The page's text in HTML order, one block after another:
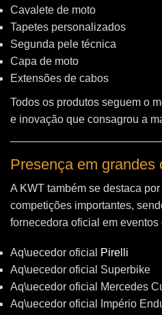
Cavalete de moto
Tapetes personalizados
Segunda pele técnica
Capa de moto
Extensões de cabos
Todos os produtos seguem o
e inovação que consagrou a
Presença em grandes
A KWT também se destaca
competições importantes,
fornecedora oficial em eventos
Aq\uecedor oficial
Pirelli
Aq\uecedor oficial Superbike
Aq\uecedor oficial Mercedes
Aq\uecedor oficial Império